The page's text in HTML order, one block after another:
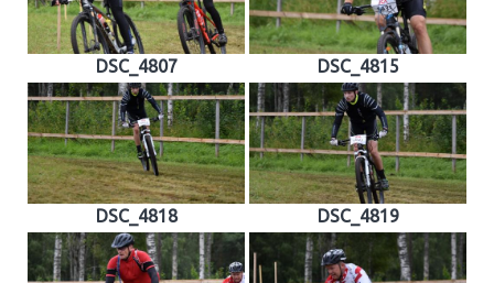
DSC_4807 DSC_4815
DSC_4818 DSC_4819